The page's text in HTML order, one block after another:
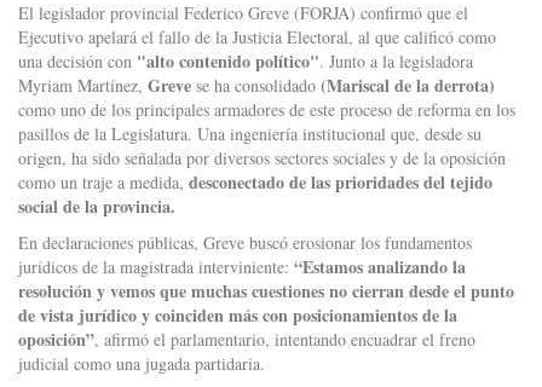
El legislador provincial Federico Greve (FORJA) confirmó que el
Ejecutivo apelará el fallo de la Justicia Electoral, al que calificó como
una decisión con "alto contenido político". Junto a la legisladora
Myriam Martínez, Greve se ha consolidado (Mariscal de la derrota)
como uno de los principales armadores de este proceso de reforma en los
pasillos de la Legislatura. Una ingeniería institucional que, desde su
origen, ha sido señalada por diversos sectores sociales y de la oposición
como un traje a medida, desconectado de las prioridades del tejido
social de la provincia.
En declaraciones públicas, Greve buscó erosionar los fundamentos
jurídicos de la magistrada interviniente: “Estamos analizando la
resolución y vemos que muchas cuestiones no cierran desde el punto
de vista jurídico y coinciden más con posicionamientos de la
oposición”, afirmó el parlamentario, intentando encuadrar el freno
judicial como una jugada partidaria.